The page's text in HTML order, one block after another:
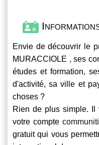
Envie de découvrir le
MURACCIOLE , ses
études et formation,
d'activité, sa ville et
choses ?
Rien de plus simple. Il
votre compte communiti
gratuit qui vous